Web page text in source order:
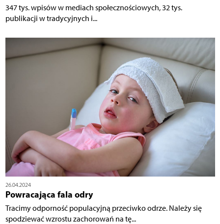
347 tys. wpisów w mediach społecznościowych, 32 tys.
publikacji w tradycyjnych i...
26.04.2024
Powracająca fala odry
Tracimy odporność populacyjną przeciwko odrze. Należy się
spodziewać wzrostu zachorowań na tę...